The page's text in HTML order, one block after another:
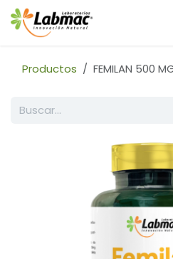
Ir al contenido
Productos FEMILAN 500